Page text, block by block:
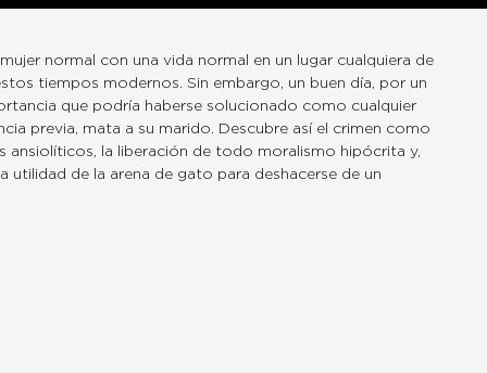
normal con una vida normal en un lugar cualquiera de
tiempos modernos. Sin embargo, un buen día, por un
que podría haberse solucionado como cualquier
previa, mata a su marido. Descubre así el crimen como
ansiolíticos, la liberación de todo moralismo hipócrita y,
utilidad de la arena de gato para deshacerse de un